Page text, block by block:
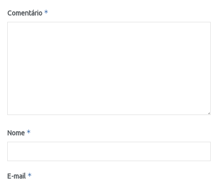
Comentário *
Nome *
E-mail *